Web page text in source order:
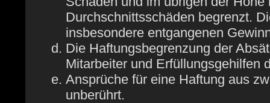
Durchschnittsschäden begrenzt.
insbesondere entgangenen
Die Haftungsbegrenzung der
Mitarbeiter und Erfüllungsgehilfen
Ansprüche für eine Haftung aus
unberührt.